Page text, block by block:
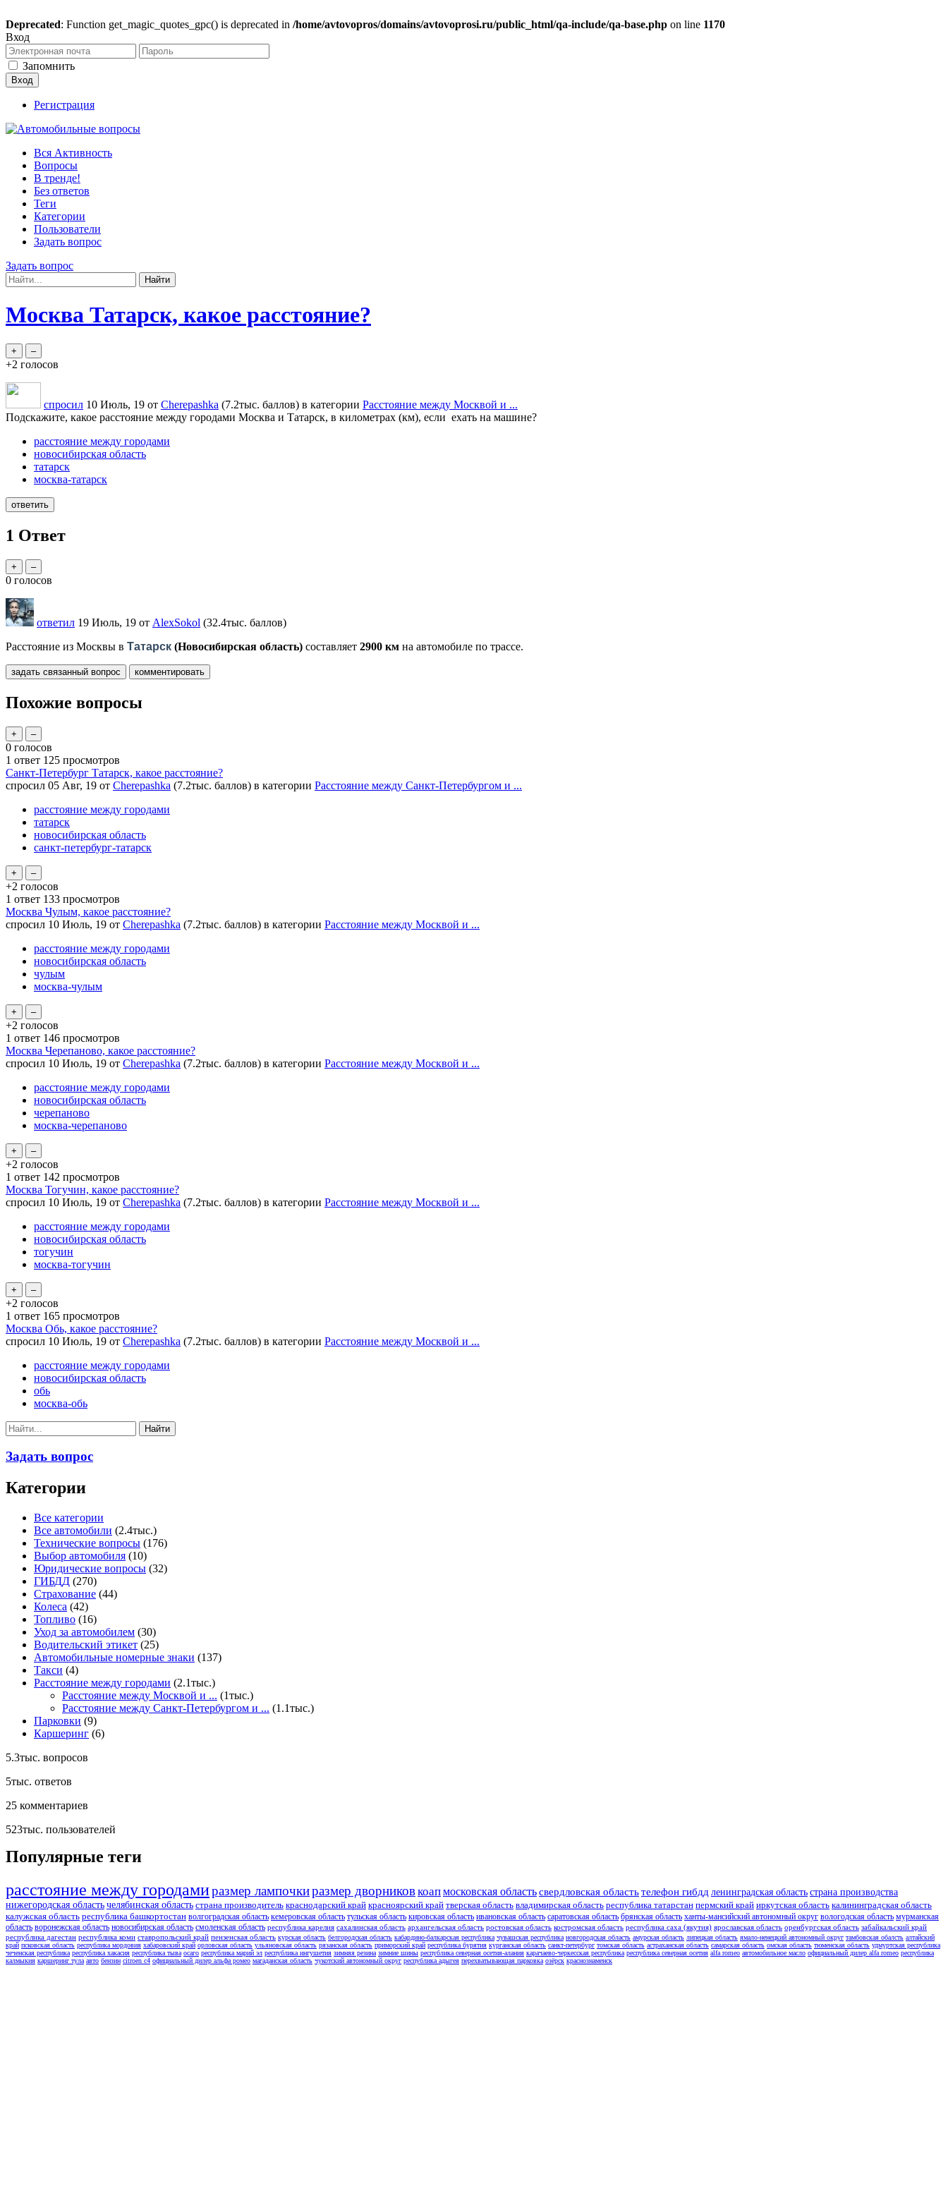
Deprecated: Function get_magic_quotes_gpc() is deprecated in /home/avtovopros/domains/avtovoprosi.ru/public_html/qa-include/qa-base.php on line 1170
Вход
Запомнить
Регистрация
Вся Активность
Вопросы
В тренде!
Без ответов
Теги
Категории
Пользователи
Задать вопрос
Задать вопрос
Москва Татарск, какое расстояние?
+2 голосов
спросил 10 Июль, 19 от Cherepashka (7.2тыс. баллов) в категории Расстояние между Москвой и ...
Подскажите, какое расстояние между городами Москва и Татарск, в километрах (км), если ехать на машине?
расстояние между городами
новосибирская область
татарск
москва-татарск
1 Ответ
0 голосов
ответил 19 Июль, 19 от AlexSokol (32.4тыс. баллов)
Расстояние из Москвы в Татарск (Новосибирская область) составляет 2900 км на автомобиле по трассе.
Похожие вопросы
0 голосов
1 ответ 125 просмотров
Санкт-Петербург Татарск, какое расстояние?
спросил 05 Авг, 19 от Cherepashka (7.2тыс. баллов) в категории Расстояние между Санкт-Петербургом и ...
расстояние между городами
татарск
новосибирская область
санкт-петербург-татарск
+2 голосов
1 ответ 133 просмотров
Москва Чулым, какое расстояние?
спросил 10 Июль, 19 от Cherepashka (7.2тыс. баллов) в категории Расстояние между Москвой и ...
расстояние между городами
новосибирская область
чулым
москва-чулым
+2 голосов
1 ответ 146 просмотров
Москва Черепаново, какое расстояние?
спросил 10 Июль, 19 от Cherepashka (7.2тыс. баллов) в категории Расстояние между Москвой и ...
расстояние между городами
новосибирская область
черепаново
москва-черепаново
+2 голосов
1 ответ 142 просмотров
Москва Тогучин, какое расстояние?
спросил 10 Июль, 19 от Cherepashka (7.2тыс. баллов) в категории Расстояние между Москвой и ...
расстояние между городами
новосибирская область
тогучин
москва-тогучин
+2 голосов
1 ответ 165 просмотров
Москва Обь, какое расстояние?
спросил 10 Июль, 19 от Cherepashka (7.2тыс. баллов) в категории Расстояние между Москвой и ...
расстояние между городами
новосибирская область
обь
москва-обь
Задать вопрос
Категории
Все категории
Все автомобили (2.4тыс.)
Технические вопросы (176)
Выбор автомобиля (10)
Юридические вопросы (32)
ГИБДД (270)
Страхование (44)
Колеса (42)
Топливо (16)
Уход за автомобилем (30)
Водительский этикет (25)
Автомобильные номерные знаки (137)
Такси (4)
Расстояние между городами (2.1тыс.)
Расстояние между Москвой и ... (1тыс.)
Расстояние между Санкт-Петербургом и ... (1.1тыс.)
Парковки (9)
Каршеринг (6)
5.3тыс. вопросов
5тыс. ответов
25 комментариев
523тыс. пользователей
Популярные теги
расстояние между городамиразмер лампочкиразмер дворниковкоапмосковская областьсвердловская областьтелефон гибдд ленинградская область страна производства
нижегородская область челябинская область страна производитель краснодарский край красноярский край тверская область владимирская область республика татарстан пермский край иркутская область калининградская область
калужская область республика башкортостан волгоградская область кемеровская область тульская область кировская область ивановская область саратовская область брянская область ханты-мансийский автономный округ вологодская область мурманская
область воронежская область новосибирская область смоленская область республика карелия сахалинская область архангельская область ростовская область костромская область республика саха (якутия) ярославская область оренбургская область забайкальский край
республика дагестан республика коми ставропольский край пензенская область курская область белгородская область кабардино-балкарская республика чувашская республика новгородская область амурская область липецкая область ямало-ненецкий автономный округ тамбовская обалсть алтайский
край псковская область республика мордовия хабаровский край орловская область ульяновская область рязанская область приморский край республика бурятия курганская область санкт-петербург томская область астраханская область самарская область омская область тюменская область удмуртская республика
чеченская республика республика хакасия республика тыва осаго республика марий эл республика ингушетия зимняя резина зимние шины республика северная осетия-алания карачаево-черкесская республика республика северная осетия alfa romeo автомобильное масло официальный дилер alfa romeo республика
калмыкия каршеринг тула авто бензин citroen c4 официальный дилер альфа ромео магаданская область чукотский автономный округ республика адыгея перехватывающая парковка озёрск краснознаменск